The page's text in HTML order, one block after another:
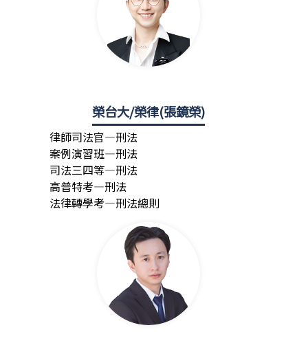
榮台大/榮律(張鏡榮)
律師司法官—刑法
案例演習班—刑法
司法三四等—刑法
高普特考—刑法
法律轉學考—刑法總則